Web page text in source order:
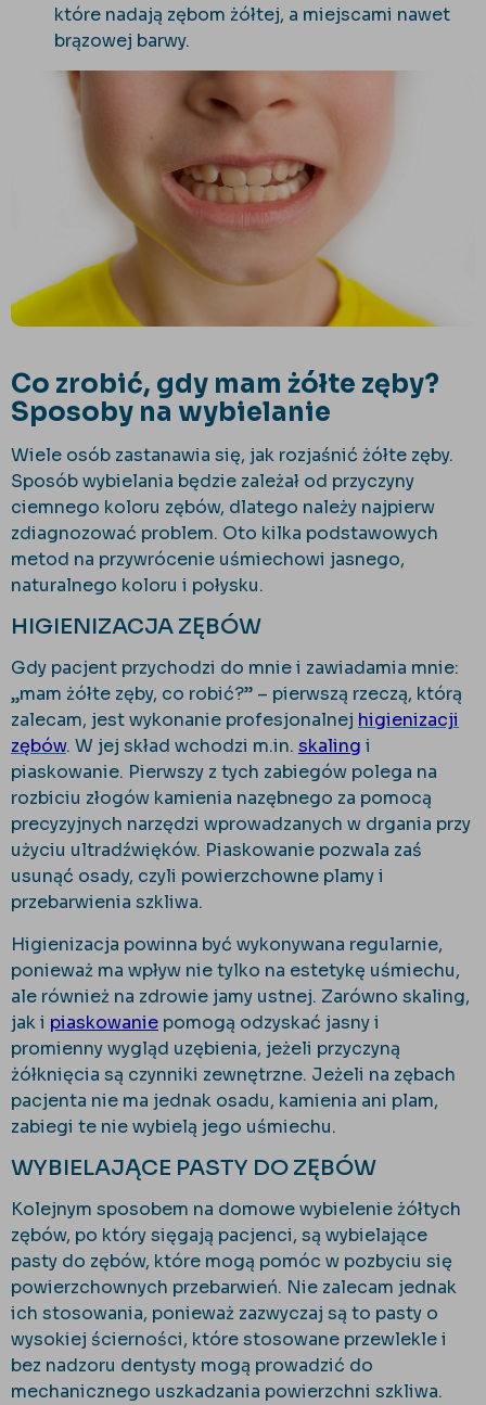
które nadają zębom żółtej, a miejscami nawet
brązowej barwy.
Co zrobić, gdy mam żółte zęby?
Sposoby na wybielanie
Wiele osób zastanawia się, jak rozjaśnić żółte zęby.
Sposób wybielania będzie zależał od przyczyny
ciemnego koloru zębów, dlatego należy najpierw
zdiagnozować problem. Oto kilka podstawowych
metod na przywrócenie uśmiechowi jasnego,
naturalnego koloru i połysku.
HIGIENIZACJA ZĘBÓW
Gdy pacjent przychodzi do mnie i zawiadamia mnie:
„mam żółte zęby, co robić?” – pierwszą rzeczą, którą
zalecam, jest wykonanie profesjonalnej higienizacji
zębów. W jej skład wchodzi m.in. skaling i
piaskowanie. Pierwszy z tych zabiegów polega na
rozbiciu złogów kamienia nazębnego za pomocą
precyzyjnych narzędzi wprowadzanych w drgania przy
użyciu ultradźwięków. Piaskowanie pozwala zaś
usunąć osady, czyli powierzchowne plamy i
przebarwienia szkliwa.
Higienizacja powinna być wykonywana regularnie,
ponieważ ma wpływ nie tylko na estetykę uśmiechu,
ale również na zdrowie jamy ustnej. Zarówno skaling,
jak i piaskowanie pomogą odzyskać jasny i
promienny wygląd uzębienia, jeżeli przyczyną
żółknięcia są czynniki zewnętrzne. Jeżeli na zębach
pacjenta nie ma jednak osadu, kamienia ani plam,
zabiegi te nie wybielą jego uśmiechu.
WYBIELAJĄCE PASTY DO ZĘBÓW
Kolejnym sposobem na domowe wybielenie żółtych
zębów, po który sięgają pacjenci, są wybielające
pasty do zębów, które mogą pomóc w pozbyciu się
powierzchownych przebarwień. Nie zalecam jednak
ich stosowania, ponieważ zazwyczaj są to pasty o
wysokiej ścierności, które stosowane przewlekle i
bez nadzoru dentysty mogą prowadzić do
mechanicznego uszkadzania powierzchni szkliwa.